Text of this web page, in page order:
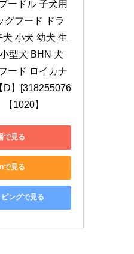
ードル 子犬用
グフード ドラ
小犬 幼犬 生
型犬 BHN 犬
ード ロイカナ
D】[318255076
1020】
で見る
で見る
ングで見る